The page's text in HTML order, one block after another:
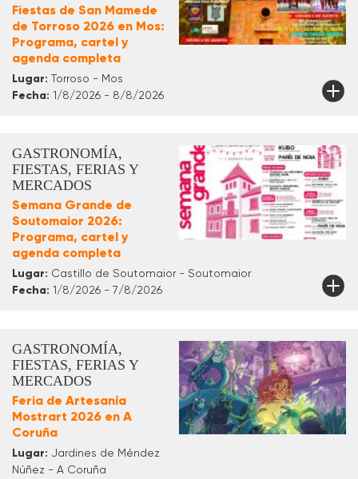
Fiestas de San Mamede
de Torroso 2026 en Mos:
Programa, cartel y
agenda completa
Lugar: Torroso - Mos
Fecha: 1/8/2026 - 8/8/2026
GASTRONOMÍA,
FIESTAS, FERIAS Y
MERCADOS
Semana Grande de
Soutomaior 2026:
Programa, cartel y
agenda completa
Lugar: Castillo de Soutomaior - Soutomaior
Fecha: 1/8/2026 - 7/8/2026
GASTRONOMÍA,
FIESTAS, FERIAS Y
MERCADOS
Feria de Artesanía
Mostrart 2026 en A
Coruña
Lugar: Jardines de Méndez
Núñez - A Coruña